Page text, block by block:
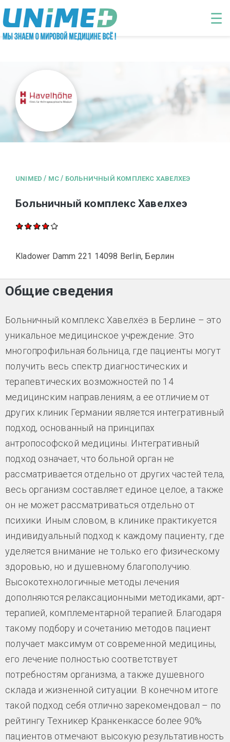
Перейти к основному содержанию
☰
UNIMED / MC / БОЛЬНИЧНЫЙ КОМПЛЕКС ХАВЕЛХЕЭ
Больничный комплекс Хавелхеэ
Kladower Damm 221 14098 Berlin, Берлин
Общие сведения
Больничный комплекс Хавелхёэ в Берлине – это
уникальное медицинское учреждение. Это
многопрофильная больница, где пациенты могут
получить весь спектр диагностических и
терапевтических возможностей по 14
медицинским направлениям, а ее отличием от
других клиник Германии является интегративный
подход, основанный на принципах
антропософской медицины. Интегративный
подход означает, что больной орган не
рассматривается отдельно от других частей тела,
весь организм составляет единое целое, а также
он не может рассматриваться отдельно от
психики. Иным словом, в клинике практикуется
индивидуальный подход к каждому пациенту, где
уделяется внимание не только его физическому
здоровью, но и душевному благополучию.
Высокотехнологичные методы лечения
дополняются релаксационными методиками, арт-
терапией, комплементарной терапией. Благодаря
такому подбору и сочетанию методов пациент
получает максимум от современной медицины,
его лечение полностью соответствует
потребностям организма, а также душевного
склада и жизненной ситуации. В конечном итоге
такой подход себя отлично зарекомендовал – по
рейтингу Техникер Кранкенкассе более 90%
пациентов отмечают высокую результативность